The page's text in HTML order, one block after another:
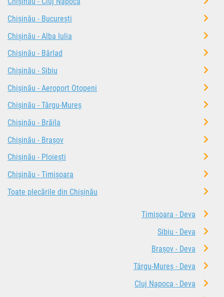
Chișinău - București
Chișinău - Alba Iulia
Chișinău - Bârlad
Chișinău - Sibiu
Chișinău - Aeroport Otopeni
Chișinău - Târgu-Mureș
Chișinău - Brăila
Chișinău - Brașov
Chișinău - Ploiești
Chișinău - Timișoara
Toate plecările din Chișinău
Timișoara - Deva
Sibiu - Deva
Brașov - Deva
Târgu-Mureș - Deva
Cluj Napoca - Deva